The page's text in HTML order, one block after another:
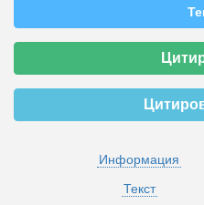
Информация
Текст